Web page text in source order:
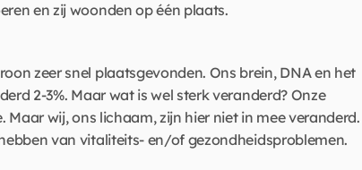
en zij woonden op één plaats.
zeer snel plaatsgevonden. Ons brein, DNA en het
2-3%. Maar wat is wel sterk veranderd? Onze
wij, ons lichaam, zijn hier niet in mee veranderd.
van vitaliteits- en/of gezondheidsproblemen.